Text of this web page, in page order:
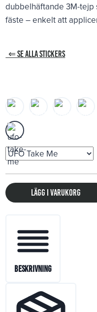
dubbelhäftande 3M-
fäste – enkelt att
⇐ SE ALLA STICKERS
Lägg i varukorg
Beskrivning